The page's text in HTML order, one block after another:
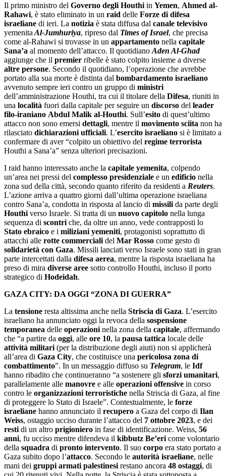
Il primo ministro del Governo degli Houthi in Yemen, Ahmed al-
Rahawi, è stato eliminato in un raid delle Forze di difesa
israeliane di ieri. La notizia è stata diffusa dal canale televisivo
yemenita Al-Jumhuriya, ripreso dal Times of Israel, che precisa
come al-Rahawi si trovasse in un appartamento nella capitale
Sana’a al momento dell’attacco. Il quotidiano Aden Al-Ghad
aggiunge che il premier ribelle è stato colpito insieme a diverse
altre persone. Secondo il quotidiano, l’operazione che avrebbe
portato alla sua morte è distinta dal bombardamento israeliano
avvenuto sempre ieri contro un gruppo di ministri
dell’amministrazione Houthi, tra cui il titolare della Difesa, riuniti in
una località fuori dalla capitale per seguire un discorso del leader
filo-iraniano Abdul Malik al-Houthi. Sull’esito di quest’ultimo
attacco non sono emersi dettagli, mentre il movimento sciita non ha
rilasciato dichiarazioni ufficiali. L’esercito israeliano si è limitato a
confermare di aver “colpito un obiettivo del regime terrorista
Houthi a Sana’a” senza ulteriori precisazioni.
I raid hanno interessato anche la capitale yemenita, colpendo
un’area nei pressi del complesso presidenziale e un edificio nella
zona sud della città, secondo quanto riferito da residenti a Reuters.
L’azione arriva a quattro giorni dall’ultima operazione israeliana
contro Sana’a, condotta in risposta al lancio di missili da parte degli
Houthi verso Israele. Si tratta di un nuovo capitolo nella lunga
sequenza di scontri che, da oltre un anno, vede contrapposti lo
Stato ebraico e i miliziani yemeniti, protagonisti soprattutto di
attacchi alle rotte commerciali del Mar Rosso come gesto di
solidarietà con Gaza. Missili lanciati verso Israele sono stati in gran
parte intercettati dalla difesa aerea, mentre la risposta israeliana ha
preso di mira diverse aree sotto controllo Houthi, incluso il porto
strategico di Hodeidah.
GAZA CITY: DA OGGI “ZONA DI GUERRA”
La tensione resta altissima anche nella Striscia di Gaza. L’esercito
israeliano ha annunciato oggi la revoca della sospensione
temporanea delle operazioni nella zona della capitale, affermando
che “a partire da oggi, alle ore 10, la pausa tattica locale delle
attività militari (per la distribuzione degli aiuti) non si applicherà
all’area di Gaza City, che costituisce una pericolosa zona di
combattimento”. In un messaggio diffuso su Telegram, le Idf
hanno ribadito che continueranno “a sostenere gli sforzi umanitari,
parallelamente alle manovre e alle operazioni offensive in corso
contro le organizzazioni terroristiche nella Striscia di Gaza, al fine
di proteggere lo Stato di Israele”. Contestualmente, le forze
israeliane hanno annunciato il recupero a Gaza del corpo di Ilan
Weiss, ostaggio ucciso durante l’attacco del 7 ottobre 2023, e dei
resti di un altro prigioniero in fase di identificazione. Weiss, 56
anni, fu ucciso mentre difendeva il kibbutz Be’eri come volontario
della squadra di pronto intervento. Il suo corpo era stato portato a
Gaza subito dopo l’attacco. Secondo le autorità israeliane, nelle
mani dei gruppi armati palestinesi restano ancora 48 ostaggi, di